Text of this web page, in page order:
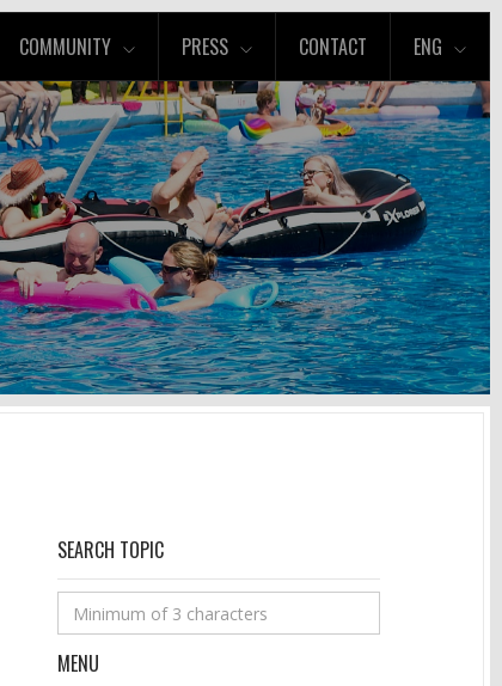
COMMUNITY PRESS CONTACT ENG
SEARCH TOPIC
MENU